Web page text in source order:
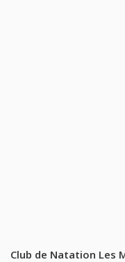
Club de Natation Les